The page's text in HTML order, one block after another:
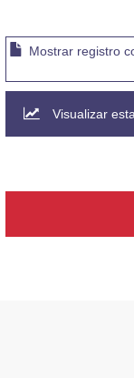
Mostrar registro
Visualizar